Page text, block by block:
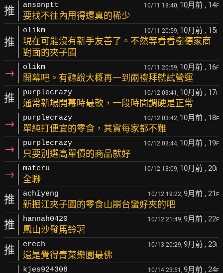
推 ansonptt 10/11 18:40, 10月前 , 14F
要找不往內甩得還真的稀少
推
olikm 10/11 20:59, 10月前 , 15F
現在可能沒有新手友善了。不然等看看樹德家商
對面的夾子園
→ olikm 10/11 20:59, 10月前 , 16F
開幕吧。有聽說大概再一到兩禮拜就試營運
推 purplecrazy 10/12 03:41, 10月前 , 17F
通常新場開幕時最軟，一段時間調硬是正常
→ purplecrazy 10/12 03:42, 10月前 , 18F
單純打便宜的零食，其實每家都不難
→ purplecrazy 10/12 03:44, 10月前 , 19F
只要別選高單價的商品就好
→ materu 10/12 13:09, 10月前 , 20F
全聯
推 achiyeng 10/12 19:22, 9月前 , 21 F
新掘江夾子園的零食山崩台蠻好夾的吧
推 hannah0420 10/12 21:49, 9月前 , 22F
鳳山沙發馬鈴薯
推 erech 10/13 20:29, 9月前 , 23F
還是覺得青菜樂園最佛
kjes924308 10/14 23:51, 9月前 , 24F